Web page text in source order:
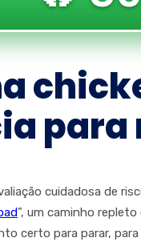
para
cuidadosa de
”, um caminho
certo para parar,